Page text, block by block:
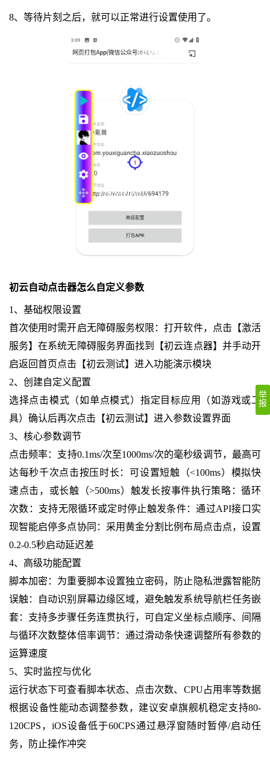
8、等待片刻之后，就可以正常进行设置使用了。
初云自动点击器怎么自定义参数
1、基础权限设置
首次使用时需开启无障碍服务权限：打开软件，点击【激活
服务】在系统无障碍服务界面找到【初云连点器】并手动开
启返回首页点击【初云测试】进入功能演示模块
2、创建自定义配置
选择点击模式（如单点模式）指定目标应用（如游戏或工
具）确认后再次点击【初云测试】进入参数设置界面
3、核心参数调节
点击频率：支持0.1ms/次至1000ms/次的毫秒级调节，最高可
达每秒千次点击按压时长：可设置短触（<100ms）模拟快
速点击，或长触（>500ms）触发长按事件执行策略：循环
次数：支持无限循环或定时停止触发条件：通过API接口实
现智能启停多点协同：采用黄金分割比例布局点击点，设置
0.2-0.5秒启动延迟差
4、高级功能配置
脚本加密：为重要脚本设置独立密码，防止隐私泄露智能防
误触：自动识别屏幕边缘区域，避免触发系统导航栏任务嵌
套：支持多步骤任务连贯执行，可自定义坐标点顺序、间隔
与循环次数整体倍率调节：通过滑动条快速调整所有参数的
运算速度
5、实时监控与优化
运行状态下可查看脚本状态、点击次数、CPU占用率等数据
根据设备性能动态调整参数，建议安卓旗舰机稳定支持80-
120CPS，iOS设备低于60CPS通过悬浮窗随时暂停/启动任
务，防止操作冲突
举
报